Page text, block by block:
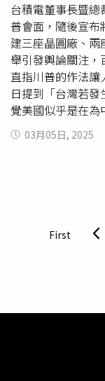
台積電董事長暨
普會面，隨後宣
建三座晶圓廠、
舉引發輿論關注，
直指川普的作法
日提到「台灣若
覺美國似乎是在為
危機發生。他也
而中國則是虎視
台灣，Cheap對
定解讀才能理解
那我們的國防武器
搬來台灣，等烏
台海戰爭，一樣
03月05日, 2025
First